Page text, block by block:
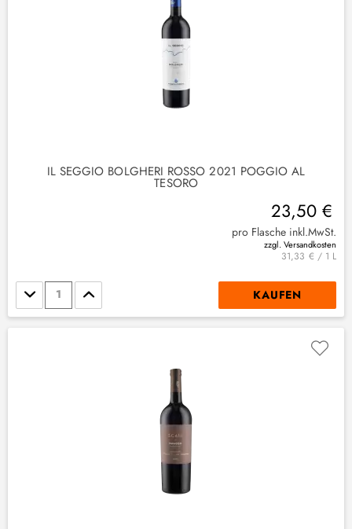
IL SEGGIO BOLGHERI ROSSO 2021 POGGIO AL
TESORO
23,50 €
pro Flasche inkl.MwSt.
zzgl. Versandkosten
31,33 € / 1 L
Stückzahl KAUFEN